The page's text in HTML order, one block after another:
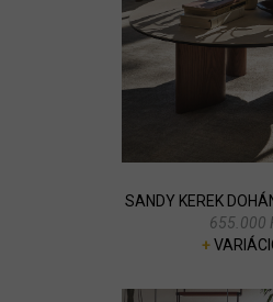
SANDY KEREK
655.000
+